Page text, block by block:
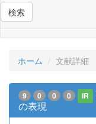
検索
ホーム 文献詳細
9 0 0 0 IR
の表現